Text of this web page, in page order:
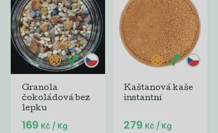
Granola
čokoládová bez
lepku
169 Kč / Kg
Kaštanová kaše
instantní
279 Kč / Kg